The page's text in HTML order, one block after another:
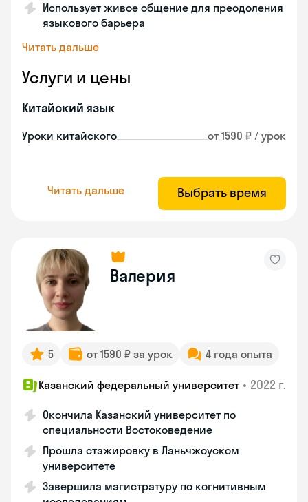
Использует живое общение для преодоления
языкового барьера
Читать дальше
Услуги и цены
Китайский язык
Уроки китайского от 1590 ₽ / урок
Читать дальше Выбрать время
Валерия
5 от 1590 ₽ за урок 4 года опыта
Казанский федеральный университет • 2022 г.
Окончила Казанский университет по
специальности Востоковедение
Прошла стажировку в Ланьчжоуском
университете
Завершила магистратуру по когнитивным